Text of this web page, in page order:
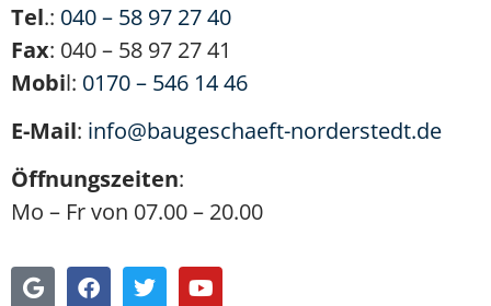
Tel.: 040 – 58 97 27 40
Fax: 040 – 58 97 27 41
Mobil: 0170 – 546 14 46
E-Mail: info@baugeschaeft-norderstedt.de
Öffnungszeiten:
Mo – Fr von 07.00 – 20.00